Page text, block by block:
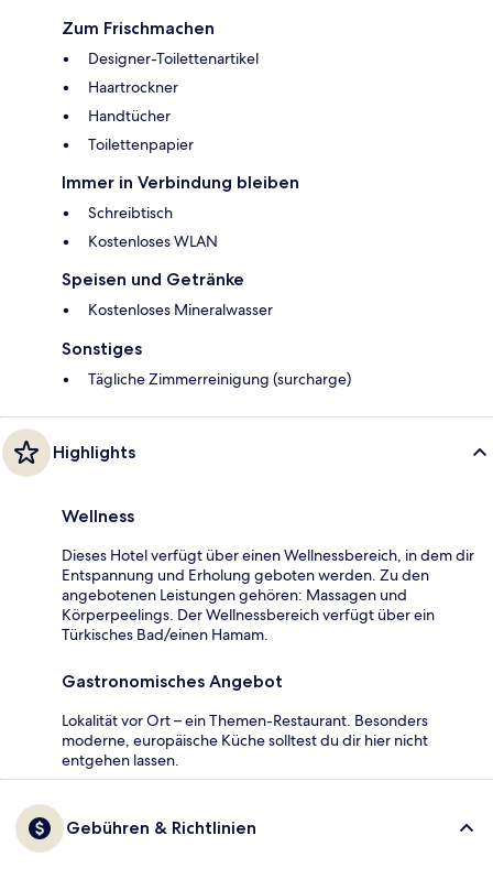
Zum Frischmachen
Designer-Toilettenartikel
Haartrockner
Handtücher
Toilettenpapier
Immer in Verbindung bleiben
Schreibtisch
Kostenloses WLAN
Speisen und Getränke
Kostenloses Mineralwasser
Sonstiges
Tägliche Zimmerreinigung (surcharge)
Highlights
Wellness
Dieses Hotel verfügt über einen Wellnessbereich, in dem dir
Entspannung und Erholung geboten werden. Zu den
angebotenen Leistungen gehören: Massagen und
Körperpeelings. Der Wellnessbereich verfügt über ein
Türkisches Bad/einen Hamam.
Gastronomisches Angebot
Lokalität vor Ort – ein Themen-Restaurant. Besonders
moderne, europäische Küche solltest du dir hier nicht
entgehen lassen.
Gebühren & Richtlinien